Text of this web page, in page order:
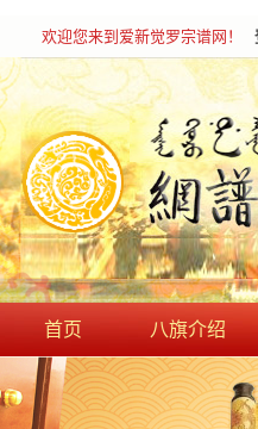
欢迎您来到爱新觉罗宗谱网！
首页 八旗介绍